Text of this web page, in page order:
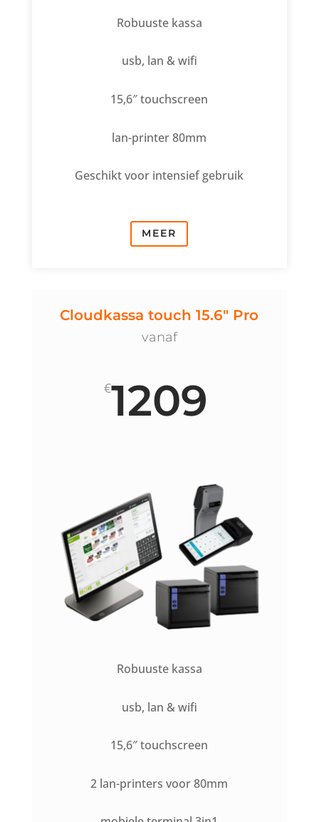
Robuuste kassa
usb, lan & wifi
15,6″ touchscreen
lan-printer 80mm
Geschikt voor intensief gebruik
MEER
Cloudkassa touch 15.6" Pro
vanaf
€1209
Robuuste kassa
usb, lan & wifi
15,6″ touchscreen
2 lan-printers voor 80mm